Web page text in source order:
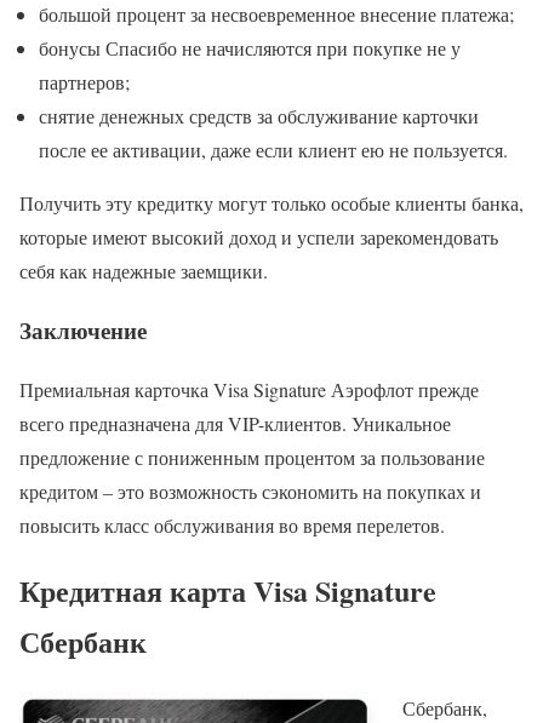
большой процент за несвоевременное внесение платежа;
бонусы Спасибо не начисляются при покупке не у
партнеров;
снятие денежных средств за обслуживание карточки
после ее активации, даже если клиент ею не пользуется.
Получить эту кредитку могут только особые клиенты банка,
которые имеют высокий доход и успели зарекомендовать
себя как надежные заемщики.
Заключение
Премиальная карточка Visa Signature Аэрофлот прежде
всего предназначена для VIP-клиентов. Уникальное
предложение с пониженным процентом за пользование
кредитом – это возможность сэкономить на покупках и
повысить класс обслуживания во время перелетов.
Кредитная карта Visa Signature
Сбербанк
Сбербанк,